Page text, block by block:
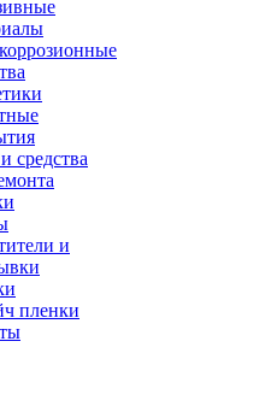
средства
и
пленки